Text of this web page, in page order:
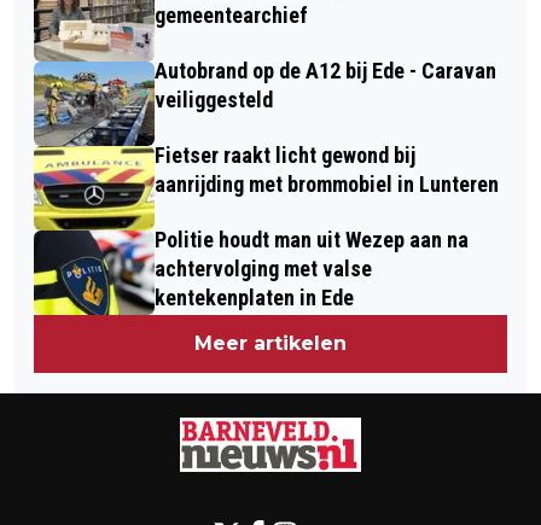
gemeentearchief
Autobrand op de A12 bij Ede - Caravan
veiliggesteld
Fietser raakt licht gewond bij
aanrijding met brommobiel in Lunteren
Politie houdt man uit Wezep aan na
achtervolging met valse
kentekenplaten in Ede
Meer artikelen